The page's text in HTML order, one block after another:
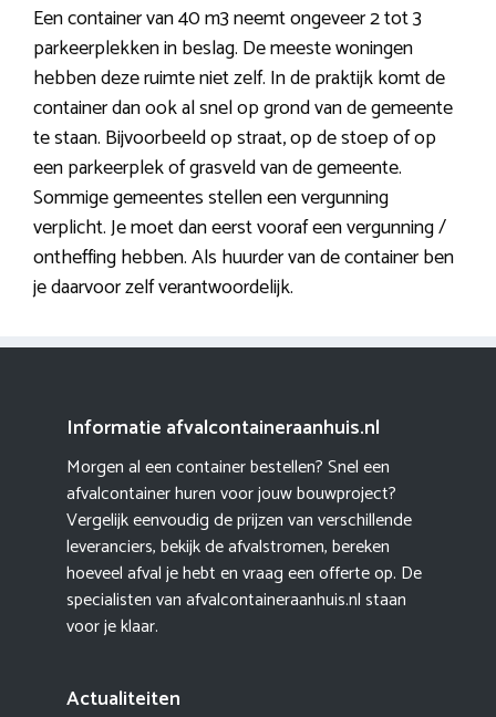
Een container van 40 m3 neemt ongeveer 2 tot 3
parkeerplekken in beslag. De meeste woningen
hebben deze ruimte niet zelf. In de praktijk komt de
container dan ook al snel op grond van de gemeente
te staan. Bijvoorbeeld op straat, op de stoep of op
een parkeerplek of grasveld van de gemeente.
Sommige gemeentes stellen een vergunning
verplicht. Je moet dan eerst vooraf een vergunning /
ontheffing hebben. Als huurder van de container ben
je daarvoor zelf verantwoordelijk.
Informatie afvalcontaineraanhuis.nl
Morgen al een container bestellen? Snel een
afvalcontainer huren voor jouw bouwproject?
Vergelijk eenvoudig de prijzen van verschillende
leveranciers, bekijk de afvalstromen, bereken
hoeveel afval je hebt en vraag een offerte op. De
specialisten van afvalcontaineraanhuis.nl staan
voor je klaar.
Actualiteiten